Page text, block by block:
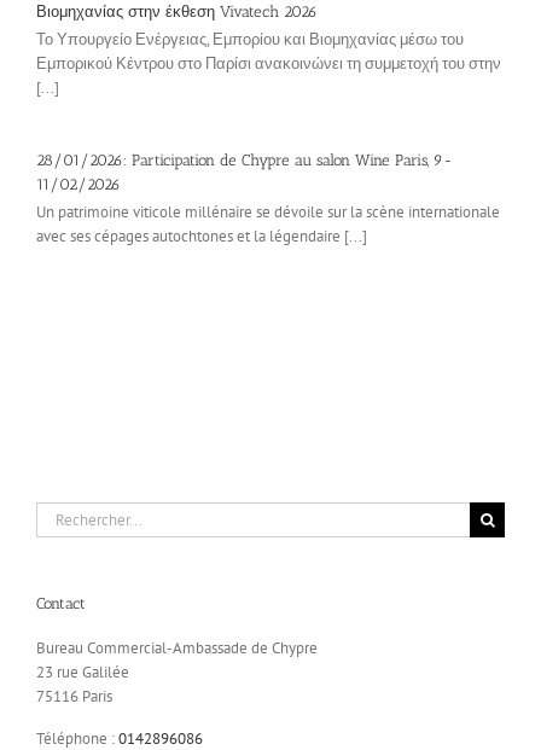
Βιομηχανίας στην έκθεση Vivatech 2026
Το Υπουργείο Ενέργειας, Εμπορίου και Βιομηχανίας μέσω του
Εμπορικού Κέντρου στο Παρίσι ανακοινώνει τη συμμετοχή του στην
[...]
28/01/2026: Participation de Chypre au salon Wine Paris, 9-
11/02/2026
Un patrimoine viticole millénaire se dévoile sur la scène internationale
avec ses cépages autochtones et la légendaire [...]
Rechercher:
Contact
Bureau Commercial-Ambassade de Chypre
23 rue Galilée
75116 Paris
Téléphone :0142896086